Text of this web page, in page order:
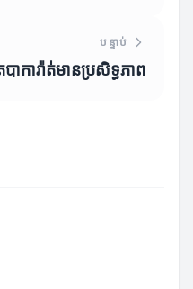
បន្ទាប់
បាការ៉ាត់មានប្រសិទ្ធភាព